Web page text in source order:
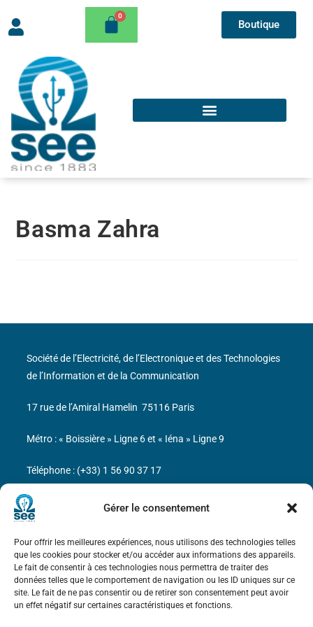
Gérer le consentement
Pour offrir les meilleures expériences, nous utilisons des technologies telles
que les cookies pour stocker et/ou accéder aux informations des appareils.
Le fait de consentir à ces technologies nous permettra de traiter des
données telles que le comportement de navigation ou les ID uniques sur ce
site. Le fait de ne pas consentir ou de retirer son consentement peut avoir
un effet négatif sur certaines caractéristiques et fonctions.
Boutique
Basma Zahra
Bicentenaire des découvertes d’André-
Marie Ampère
Mentions légales
Société de l’Electricité, de l’Electronique et des Technologies
de l’Information et de la Communication
17 rue de l’Amiral Hamelin 75116 Paris
Métro : « Boissière » Ligne 6 et « Iéna » Ligne 9
Téléphone : (+33) 1 56 90 37 17
N° de SIREN : 785 393 232, Code APE : 9412Z TVA intra-
communautaire : FR44 785 393 232